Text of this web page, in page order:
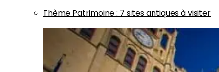
Thème Patrimoine: 7 sites antiques à visiter